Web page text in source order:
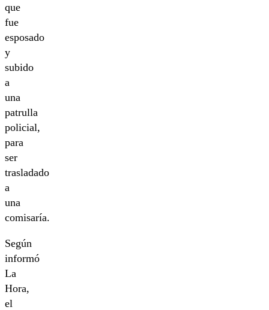
que
fue
esposado
y
subido
a
una
patrulla
policial,
para
ser
trasladado
a
una
comisaría.
Según
informó
La
Hora,
el